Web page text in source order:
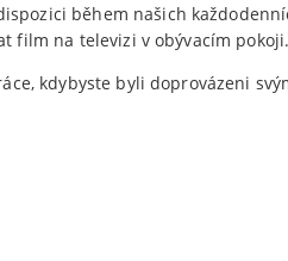
během našich
film na televizi v obývacím pokoji.
kdybyste byli doprovázeni